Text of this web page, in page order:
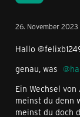
26. November 2023
Hallo
genau, was
Ein Wechsel
meinst du denn
meinst du doch